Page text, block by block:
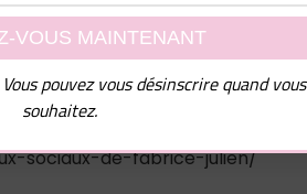
sociaux-de-fabrice-julien/
pouvez vous désinscrire quand
souhaitez.